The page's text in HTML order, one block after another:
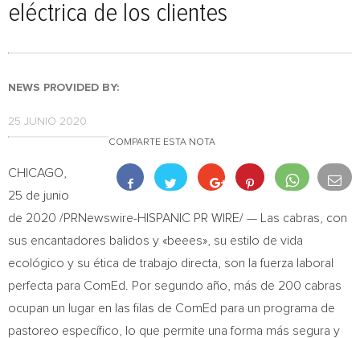
eléctrica de los clientes
NEWS PROVIDED BY:
25 JUNIO 2020
COMPARTE ESTA NOTA
CHICAGO
25 de junio
de 2020 /PRNewswire-HISPANIC PR WIRE/ — Las cabras, con
sus encantadores balidos y «beees», su estilo de vida
ecológico y su ética de trabajo directa, son la fuerza laboral
perfecta para ComEd. Por segundo año, más de 200 cabras
ocupan un lugar en las filas de ComEd para un programa de
pastoreo específico, lo que permite una forma más segura y